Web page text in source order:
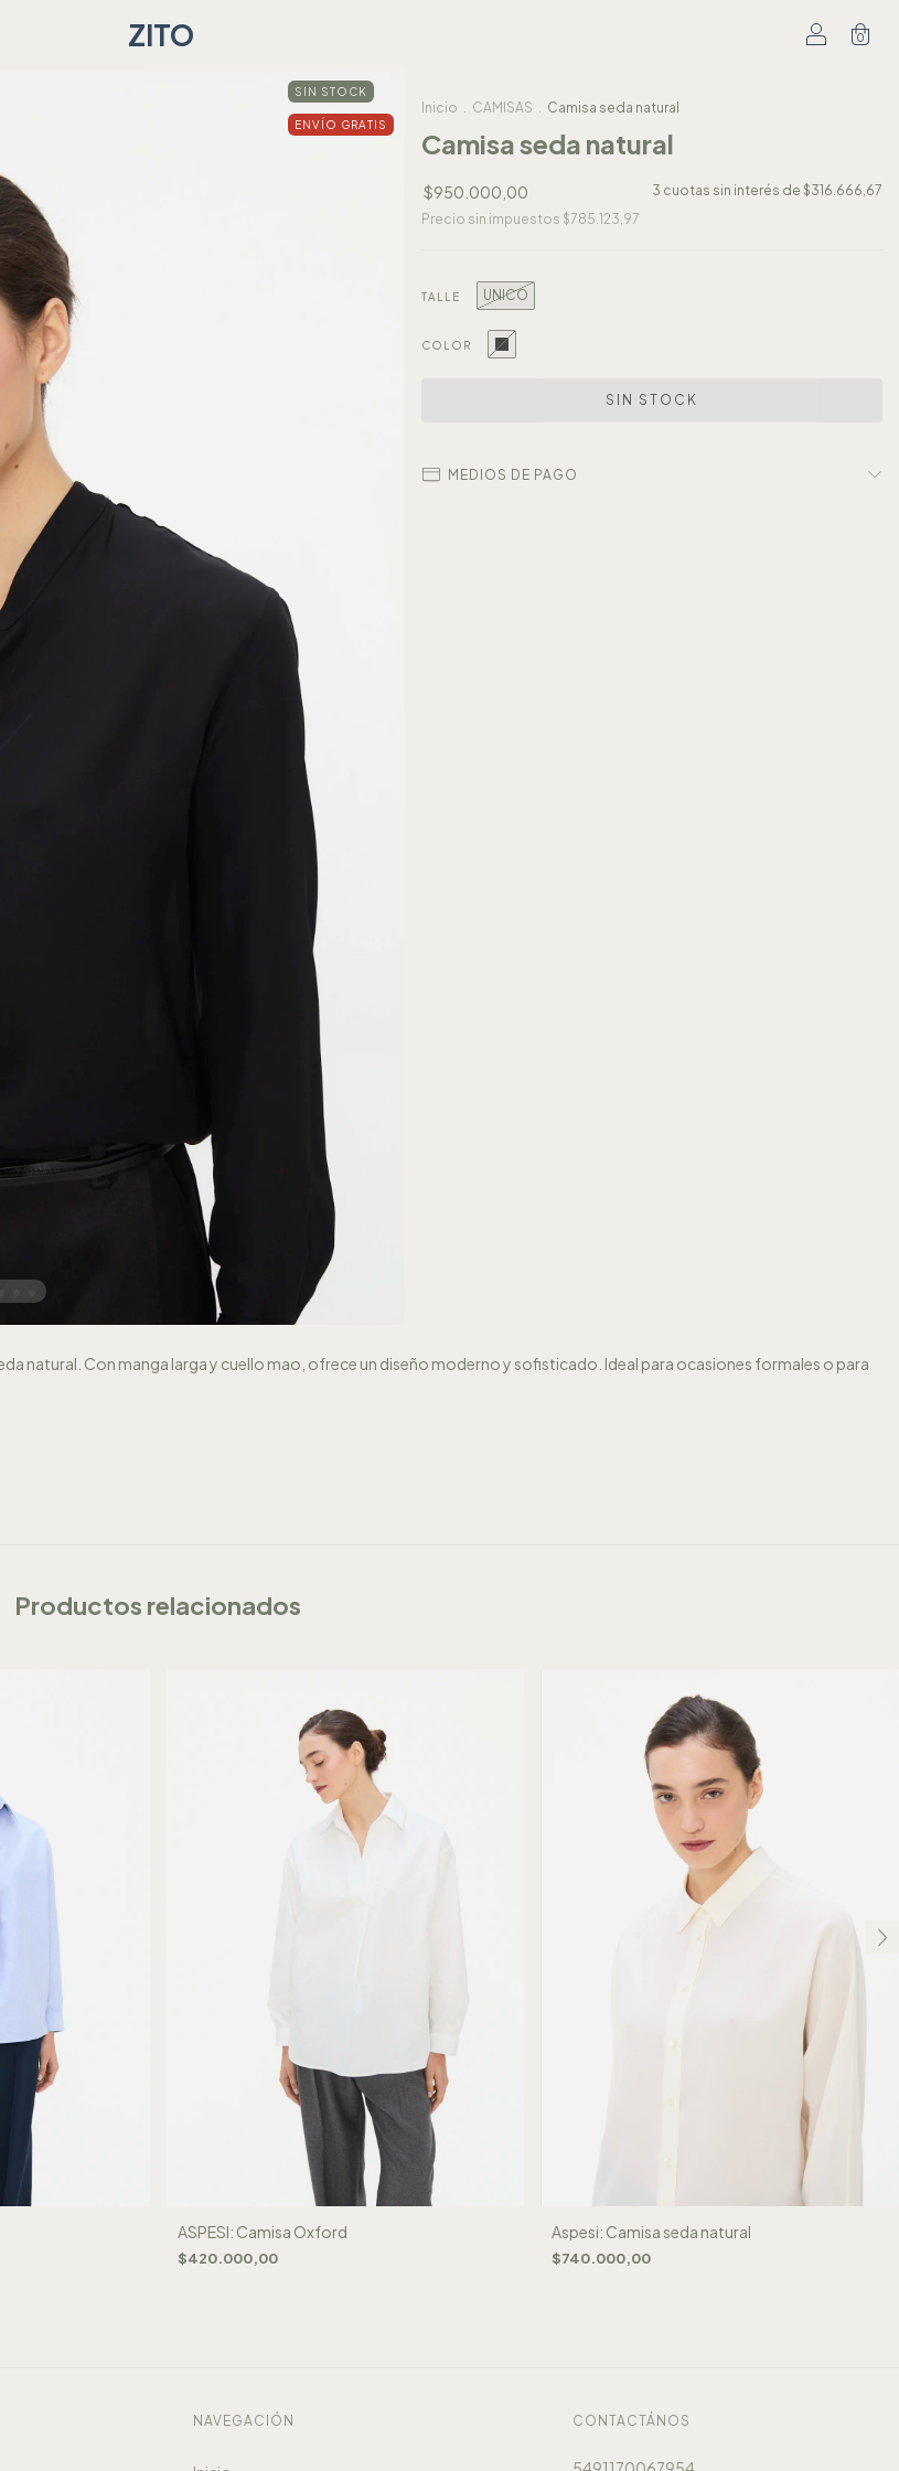
ZITO 0
SIN STOCK
ENVÍO GRATIS
Inicio . CAMISAS . Camisa seda natural
Camisa seda natural
$950.000,00 3 cuotas sin interés de $316.666,67
Precio sin impuestos $785.123,97
TALLE UNICO
COLOR
MEDIOS DE PAGO
natural. Con manga larga y cuello mao, ofrece un diseño moderno y sofisticado. Ideal para ocasiones formales o para
Productos relacionados
ASPESI: Camisa Oxford
$420.000,00
Aspesi: Camisa seda natural
$740.000,00
NAVEGACIÓN CONTACTÁNOS